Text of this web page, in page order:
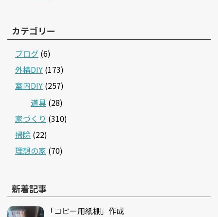
カテゴリー
ブログ (6)
外構DIY (173)
室内DIY (257)
道具 (28)
家づくり (310)
掃除 (22)
理想の家 (70)
新着記事
「コピー用紙棚」作成